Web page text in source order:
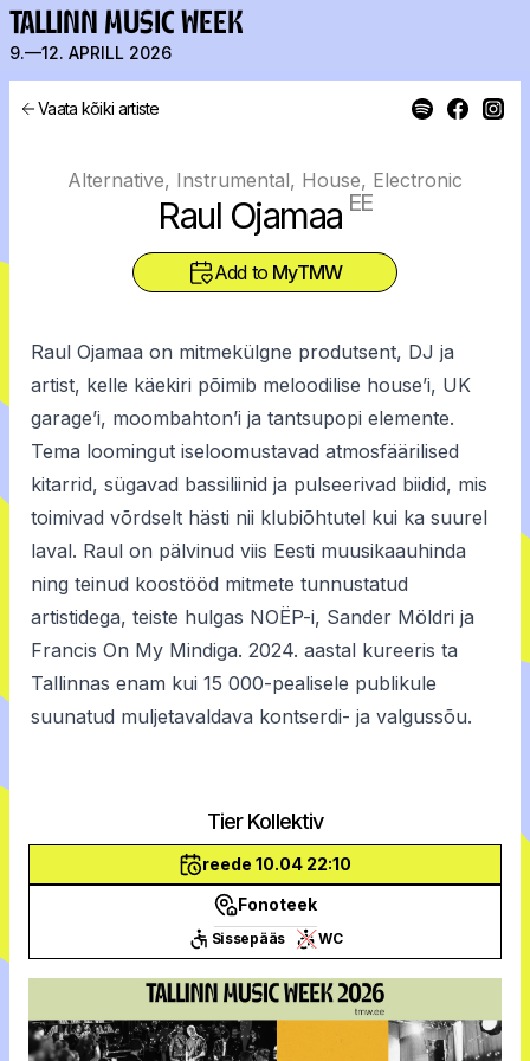
TALLINN MUSIC WEEK
9.—12. APRILL 2026
Vaata kõiki artiste
Alternative, Instrumental, House, Electronic
Raul Ojamaa EE
Add to MyTMW
Raul Ojamaa on mitmekülgne produtsent, DJ ja
artist, kelle käekiri põimib meloodilise house’i, UK
garage’i, moombahton’i ja tantsupopi elemente.
Tema loomingut iseloomustavad atmosfäärilised
kitarrid, sügavad bassiliinid ja pulseerivad biidid, mis
toimivad võrdselt hästi nii klubiõhtutel kui ka suurel
laval. Raul on pälvinud viis Eesti muusikaauhinda
ning teinud koostööd mitmete tunnustatud
artistidega, teiste hulgas NOËP-i, Sander Möldri ja
Francis On My Mindiga. 2024. aastal kureeris ta
Tallinnas enam kui 15 000-pealisele publikule
suunatud muljetavaldava kontserdi- ja valgussõu.
Tier Kollektiv
reede 10.04 22:10
Fonoteek
Sissepääs WC